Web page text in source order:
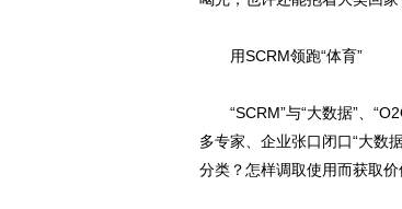
用SCRM领跑“体育”
“SCRM”与“大数据”、
多专家、企业张口闭口“大数
分类？怎样调取使用而获取价